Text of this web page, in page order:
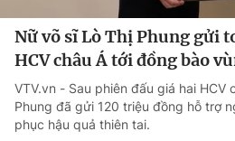
Nữ võ sĩ Lò Thị Phung gửi
HCV châu Á tới đồng bào
VTV.vn - Sau phiên đấu giá hai HCV
Phung đã gửi 120 triệu đồng hỗ trợ
phục hậu quả thiên tai.